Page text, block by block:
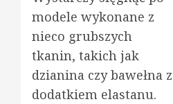
modele wykonane z
nieco grubszych
tkanin, takich jak
dzianina czy bawełna z
dodatkiem elastanu.